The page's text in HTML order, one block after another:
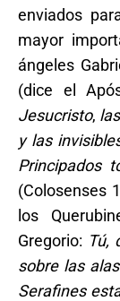
enviados
mayor
ángeles
(dice el
Jesucristo,
y las
Principados
(Colosenses
los
Gregorio: Tú,
sobre las
Serafines